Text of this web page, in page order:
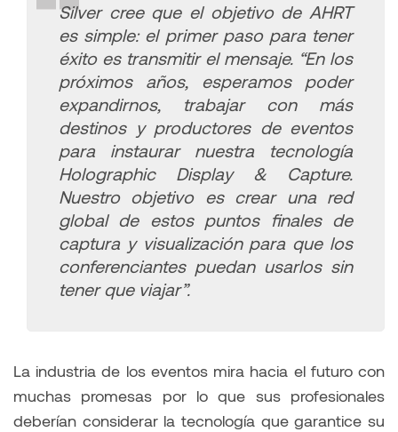
Silver cree que el objetivo de AHRT
es simple: el primer paso para tener
éxito es transmitir el mensaje. “En los
próximos años, esperamos poder
expandirnos, trabajar con más
destinos y productores de eventos
para instaurar nuestra tecnología
Holographic Display & Capture.
Nuestro objetivo es crear una red
global de estos puntos finales de
captura y visualización para que los
conferenciantes puedan usarlos sin
tener que viajar”.
La industria de los eventos mira hacia el futuro con
muchas promesas por lo que sus profesionales
deberían considerar la tecnología que garantice su